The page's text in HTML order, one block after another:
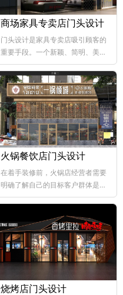
商场家具专卖店门头设计
门头设计是家具专卖店吸引顾客的
重要手段。一个新颖、简明、美观
大方的门...
火锅餐饮店门头设计
在着手装修前，火锅店经营者需要
明确了解自己的目标客户群体是哪
个层次，这样...
烧烤店门头设计